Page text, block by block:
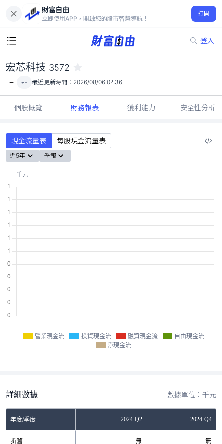
財富自由
立即使用APP，開啟您的股市智慧導航！
打開
登入
-
宏芯科技 3572
- - 最近更新時間： 2026/08/06 02:36
個股概覽 財務報表 獲利能力 安全性分析
現金流量表 每股現金流量表
近5年 季報
營業現金流 投資現金流 融資現金流
自由現金流
淨現金流
詳細數據 數據單位：千元
年度/季度 2024-Q2 2024-Q4
折舊 無 無